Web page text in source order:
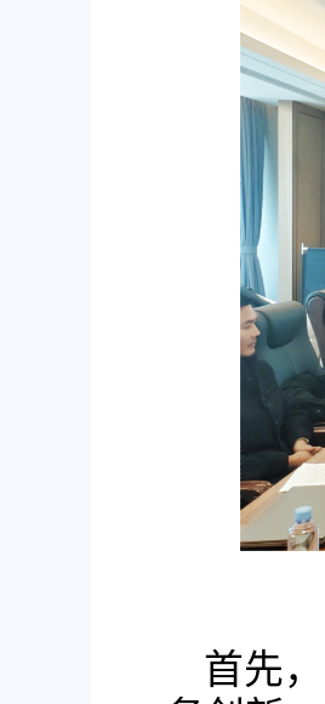
首先